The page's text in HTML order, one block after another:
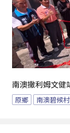
南澳撒利姆文健
原鄉 南澳碧候村